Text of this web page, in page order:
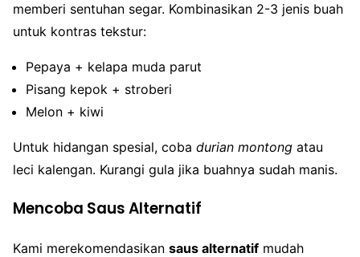
memberi sentuhan segar. Kombinasikan 2-3 jenis buah
untuk kontras tekstur:
Pepaya + kelapa muda parut
Pisang kepok + stroberi
Melon + kiwi
Untuk hidangan spesial, coba durian montong atau
leci kalengan. Kurangi gula jika buahnya sudah manis.
Mencoba Saus Alternatif
Kami merekomendasikan saus alternatif mudah